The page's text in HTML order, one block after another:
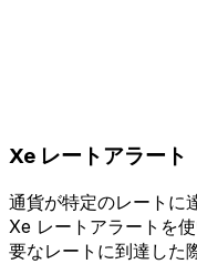
Xe レートアラート
通貨が特定のレートに
Xe レートアラートを
要なレートに到達した